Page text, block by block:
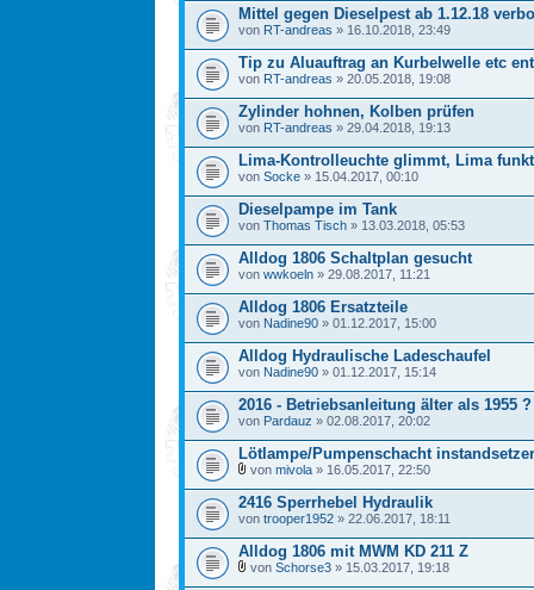
Mittel gegen Dieselpest ab 1.12.18
von RT-andreas » 16.10.2018, 23:49
Tip zu Aluauftrag an Kurbelwelle etc
von RT-andreas » 20.05.2018, 19:08
Zylinder hohnen, Kolben prüfen
von RT-andreas » 29.04.2018, 19:13
Lima-Kontrolleuchte glimmt, Lima
von Socke » 15.04.2017, 00:10
Dieselpampe im Tank
von Thomas Tisch » 13.03.2018, 05:53
Alldog 1806 Schaltplan gesucht
von wwkoeln » 29.08.2017, 11:21
Alldog 1806 Ersatzteile
von Nadine90 » 01.12.2017, 15:00
Alldog Hydraulische Ladeschaufel
von Nadine90 » 01.12.2017, 15:14
2016 - Betriebsanleitung älter als 1955 ?
von Pardauz » 02.08.2017, 20:02
Lötlampe/Pumpenschacht
von mivola » 16.05.2017, 22:50
2416 Sperrhebel Hydraulik
von trooper1952 » 22.06.2017, 18:11
Alldog 1806 mit MWM KD 211 Z
von Schorse3 » 15.03.2017, 19:18